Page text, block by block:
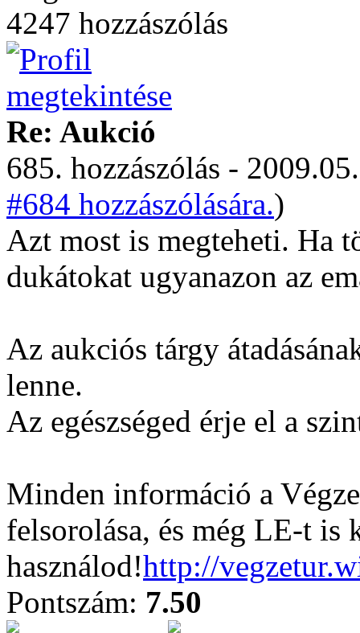
4247 hozzászólás
Re: Aukció
685. hozzászólás -
#684 hozzászólására.)
Azt most is megteheti. Ha
dukátokat ugyanazon az
Az aukciós tárgy
lenne.
Az egészséged érje el a
Minden információ a
felsorolása, és még LE-t is
használod!http://
Pontszám: 7.50